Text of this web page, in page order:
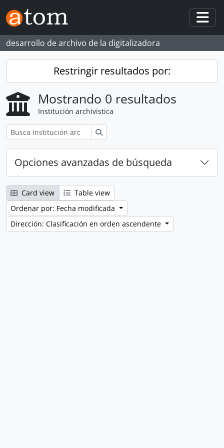
Skip to main content
desarrollo de archivo de la digitalizadora
Restringir resultados por:
Mostrando 0 resultados
Institución archivística
Opciones avanzadas de búsqueda
Card view
Table view
Ordenar por: Fecha modificada
Dirección: Clasificación en orden ascendente